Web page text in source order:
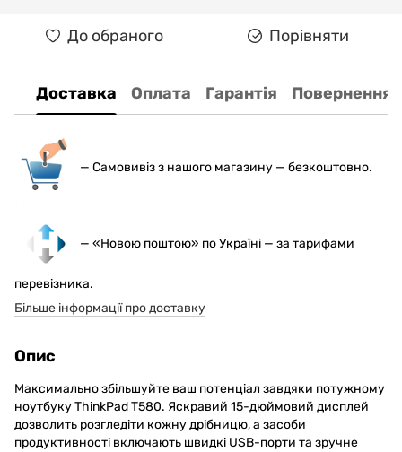
До обраного Порівняти
Доставка Оплата Гарантія Повернення
— Самовивіз з нашого магазину — безкоштовно.
— «Новою поштою» по Україні — за тарифами
перевізника.
Більше інформації про доставку
Опис
Максимально збільшуйте ваш потенціал завдяки потужному
ноутбуку ThinkPad T580. Яскравий 15-дюймовий дисплей
дозволить розгледіти кожну дрібницю, а засоби
продуктивності включають швидкі USB-порти та зручне